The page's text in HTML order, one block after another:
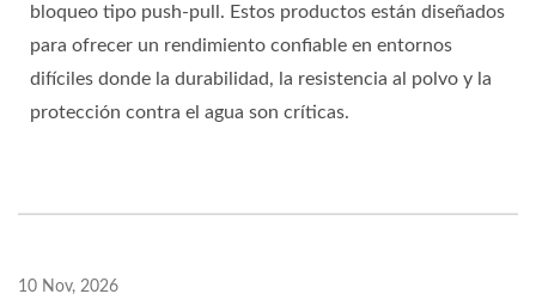
bloqueo tipo push-pull. Estos productos están diseñados
para ofrecer un rendimiento confiable en entornos
difíciles donde la durabilidad, la resistencia al polvo y la
protección contra el agua son críticas.
10 Nov, 2026